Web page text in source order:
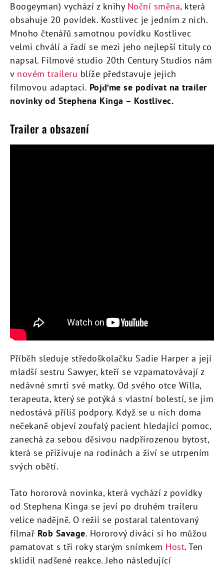
Boogeyman) vychází z knihy Noční směna, která
obsahuje 20 povídek. Kostlivec je jedním z nich.
Mnoho čtenářů samotnou povídku Kostlivec
velmi chválí a řadí se mezi jeho nejlepší tituly co
napsal. Filmové studio 20th Century Studios nám
v novém traileru blíže představuje jejich
filmovou adaptaci. Pojďme se podívat na trailer
novinky od Stephena Kinga – Kostlivec.
Trailer a obsazení
Příběh sleduje středoškolačku Sadie Harper a její
mladší sestru Sawyer, kteří se vzpamatovávají z
nedávné smrti své matky. Od svého otce Willa,
terapeuta, který se potýká s vlastní bolestí, se jim
nedostává příliš podpory. Když se u nich doma
nečekaně objeví zoufalý pacient hledající pomoc,
zanechá za sebou děsivou nadpřirozenou bytost,
která se přiživuje na rodinách a živí se utrpením
svých obětí.
Tato hororová novinka, která vychází z povídky
od Stephena Kinga se jeví po druhém traileru
velice nadějně. O režii se postaral talentovaný
filmař Rob Savage. Hororový diváci si ho můžou
pamatovat s tři roky starým snímkem Host. Ten
sklidil nadšené reakce. Jeho následující